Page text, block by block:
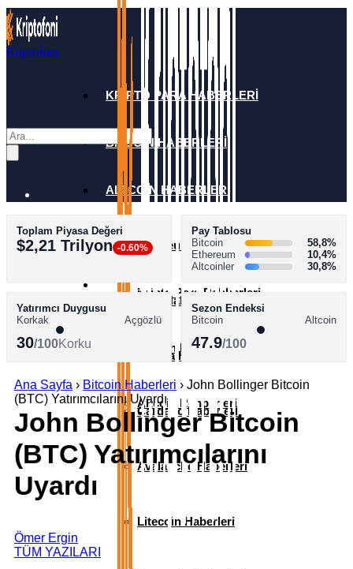
Kriptofoni
KRİPTO PARA HABERLERİ
BİTCOİN HABERLERİ
ALTCOİN HABERLERİ
Ethereum Haberleri
XRP Haberleri
Solana Haberleri
Cardano Haberleri
Avalanche Haberleri
Litecoin Haberleri
AKADEMİ
Kripto Para Rehberleri
Bitcoin Rehberleri
Altcoin Rehberleri
SÖZLÜK
Toplam Piyasa Değeri
$2,21 Trilyon -0.60%
Pay Tablosu
Bitcoin
58,8%
Ethereum
10,4%
Altcoinler
30,8%
Yatırımcı Duygusu
Korkak
Açgözlü
30/100Korku
Sezon Endeksi
Bitcoin
Altcoin
47.9/100
Ana Sayfa › Bitcoin Haberleri › John Bollinger Bitcoin
(BTC) Yatırımcılarını Uyardı
John Bollinger Bitcoin
(BTC) Yatırımcılarını
Uyardı
Ömer Ergin
TÜM YAZILARI